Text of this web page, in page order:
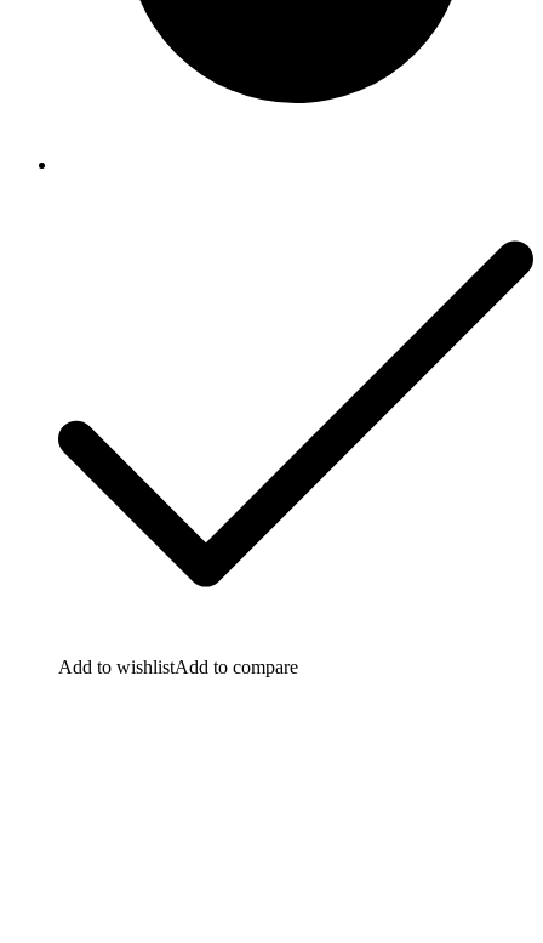
Add to wishlistAdd to compare